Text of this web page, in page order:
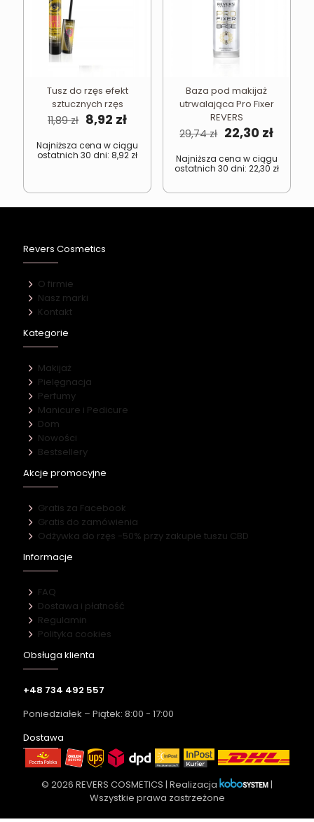
Tusz do rzęs efekt
sztucznych rzęs
11,89zł Pierwotna
wynosiła:
11,89 zł.
8,92 złAktualna
wynosi:
8,92 zł.
Najniższa cena w ciągu
ostatnich 30 dni:8,92 zł
Baza pod makijaż
utrwalająca Pro Fixer
REVERS
29,74zł Pierwotna
wynosiła:
29,74 zł.
22,30 zł
22,30
Najniższa cena w ciągu
ostatnich 30 dni: 22,30 zł
Revers Cosmetics
O firmie
Nasz marki
Kontakt
Kategorie
Makijaż
Pielęgnacja
Perfumy
Manicure i Pedicure
Dom
Nowości
Bestsellery
Akcje promocyjne
Gratis za Facebook
Gratis do zamówienia
Odżywka do rzęs -50% przy zakupie tuszu CBD
Informacje
FAQ
Dostawa i płatność
Regulamin
Polityka cookies
Obsługa klienta
+48 734 492 557
Poniedziałek – Piątek: 8:00 - 17:00
Dostawa
© 2026 REVERS COSMETICS | Realizacja
|
Wszystkie prawa zastrzeżone